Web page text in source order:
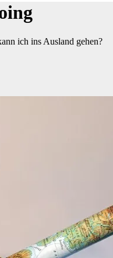
ich ins Ausland gehen?